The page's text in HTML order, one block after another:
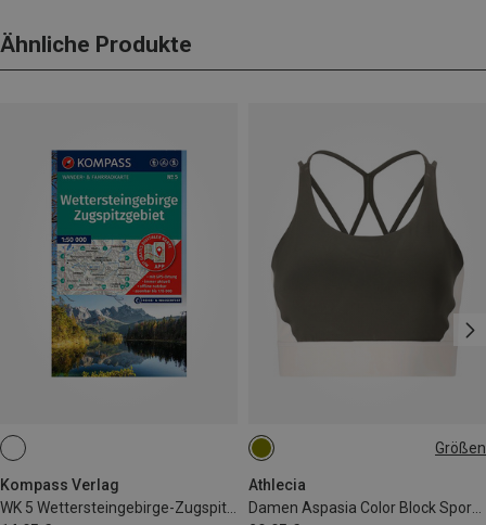
Ähnliche Produkte
Kompass Verlag
Größen
Athlecia
M